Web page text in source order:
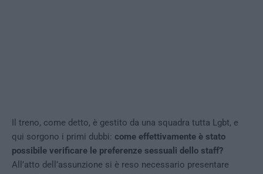
Il treno, come detto, è gestito da una squadra tutta Lgbt, e
qui sorgono i primi dubbi: come effettivamente è stato
possibile verificare le preferenze sessuali dello staff?
All’atto dell’assunzione si è reso necessario presentare